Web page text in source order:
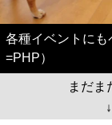
各種イベントに
=PHP）
まだま